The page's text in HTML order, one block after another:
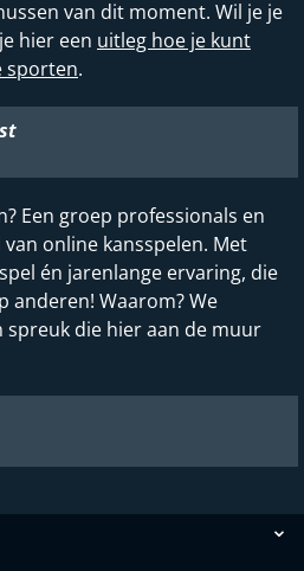
van dit moment. Wil je je
hier een uitleg hoe je kunt
sporten.
Een groep professionals en
online kansspelen. Met
én jarenlange ervaring, die
anderen! Waarom? We
spreuk die hier aan de muur